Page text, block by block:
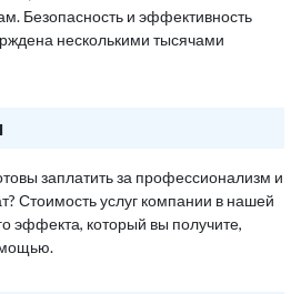
Безопасность и эффективность
несколькими тысячами
заплатить за профессионализм и
Стоимость услуг компании в нашей
эффекта, который вы получите,